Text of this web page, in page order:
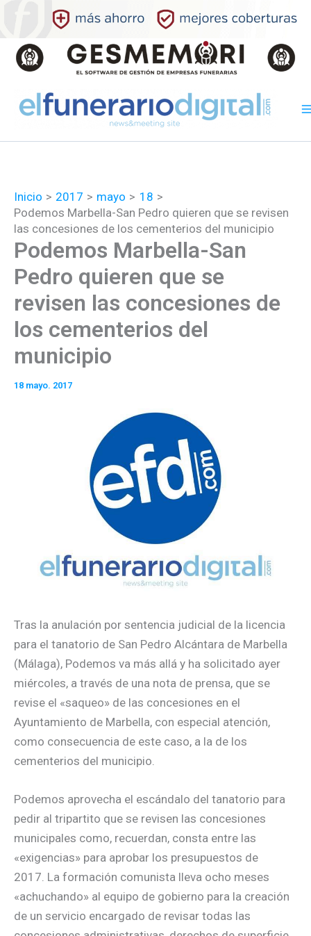
contenido
Inicio 2017 mayo
18
Podemos Marbella-San Pedro quieren que se revisen
las concesiones de los cementerios del municipio
Podemos Marbella-San
Pedro quieren que se
revisen las concesiones de
los cementerios del
municipio
18 mayo. 2017
Tras la anulación por sentencia judicial de la licencia
para el tanatorio de San Pedro Alcántara de Marbella
(Málaga), Podemos va más allá y ha solicitado ayer
miércoles, a través de una nota de prensa, que se
revise el «saqueo» de las concesiones en el
Ayuntamiento de Marbella, con especial atención,
como consecuencia de este caso, a la de los
cementerios del municipio.
Podemos aprovecha el escándalo del tanatorio para
pedir al tripartito que se revisen las concesiones
municipales como, recuerdan, consta entre las
«exigencias» para aprobar los presupuestos de
2017. La formación comunista lleva ocho meses
«achuchando» al equipo de gobierno para la creación
de un servicio encargado de revisar todas las